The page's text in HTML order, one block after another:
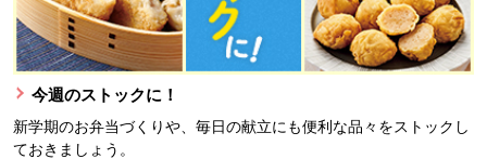
今週のストックに！
新学期のお弁当づくりや、毎日の献立にも便利な品々をストックし
ておきましょう。